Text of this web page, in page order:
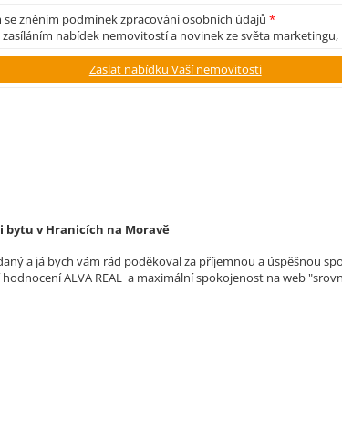
sezněním podmínek zpracování osobních údajů *
zasíláním nabídek nemovitostí a novinek ze světa
bytu v Hranicích na Moravě
a já bych vám rád poděkoval za příjemnou a úspěšnou
ALVA REAL a maximální spokojenost na web